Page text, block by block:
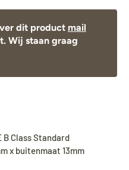
dit product mail
Wij staan graag
B Class Standard
x buitenmaat 13mm